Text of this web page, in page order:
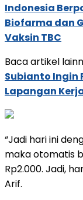
Indonesia
Biofarma dan
Vaksin TBC
Baca artikel
Subianto Ingin
Lapangan
“Jadi hari ini
maka otomatis
Rp2.000. Jadi,
Arif.